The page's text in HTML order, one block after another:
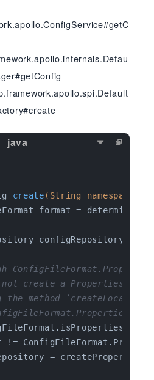
create (String namespace)
format =
configRepository =
create a
method
!=
=